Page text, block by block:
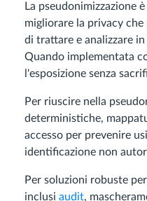
La pseudonimizzazione
migliorare la privacy
di trattare e analizzare
Quando implementata
l'esposizione senza
Per riuscire nella
deterministiche,
accesso per prevenire
identificazione non
Per soluzioni robuste
inclusi audit,